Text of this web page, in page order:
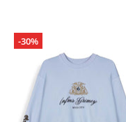
-30%